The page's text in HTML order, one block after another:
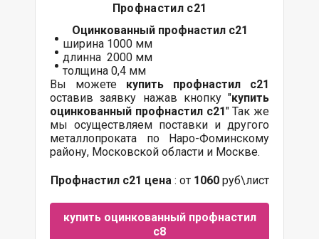
Профнастил с21
Оцинкованныйпрофнастил с21
ширина 1000 мм
длинна 2000 мм
толщина 0,4 мм
Вы можете купить профнастил с21
оставив заявку нажав кнопку "купить
оцинкованный профнастил с21" Так же
мы осуществляем поставки и другого
металлопроката по Наро-Фоминскому
району, Московской области и Москве.
Профнастил с21 цена : от1060 руб\лист
купить оцинкованный профнастил
с8